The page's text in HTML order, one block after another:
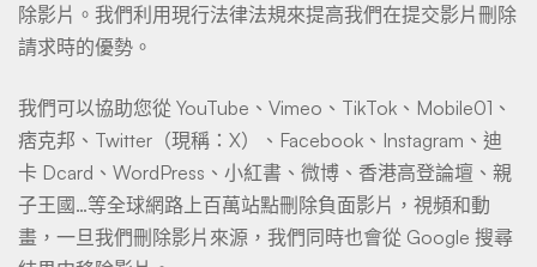
除影片。我們利用現行法律法規來提高我們在提交影片刪除
請求時的優勢。
我們可以協助您從 YouTube、Vimeo、TikTok、Mobile01、
痞克邦、Twitter（現稱：X）、Facebook、Instagram、迪
卡 Dcard、WordPress、小紅書、微博、香港高登論壇、親
子王國…等全球網路上百萬站點刪除負面影片，視頻和動
畫，一旦我們刪除影片來源，我們同時也會從 Google 搜尋